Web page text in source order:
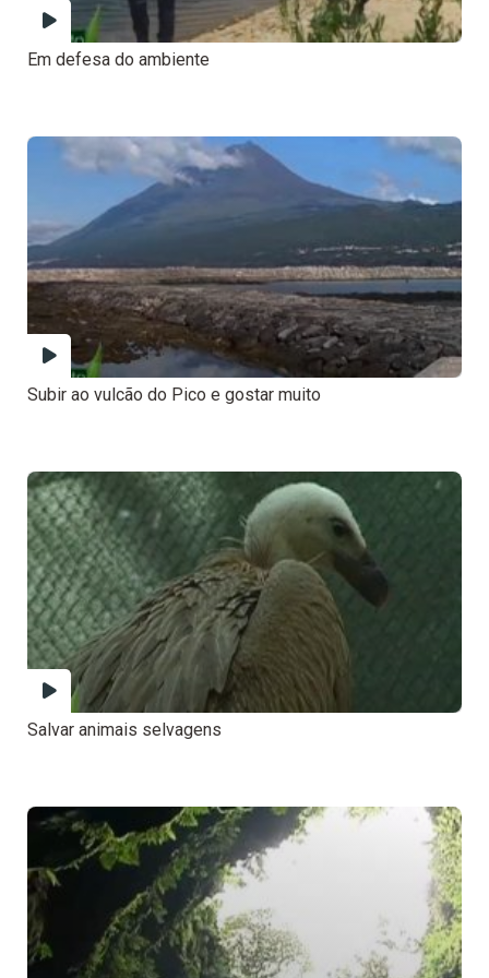
Em defesa do ambiente
Subir ao vulcão do Pico e gostar muito
Salvar animais selvagens